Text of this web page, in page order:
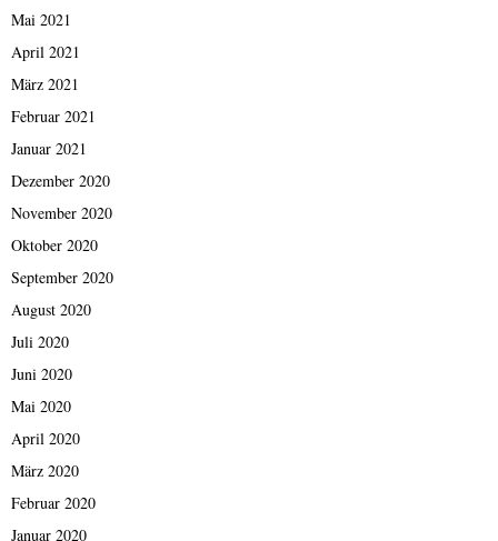
Mai 2021
April 2021
März 2021
Februar 2021
Januar 2021
Dezember 2020
November 2020
Oktober 2020
September 2020
August 2020
Juli 2020
Juni 2020
Mai 2020
April 2020
März 2020
Februar 2020
Januar 2020